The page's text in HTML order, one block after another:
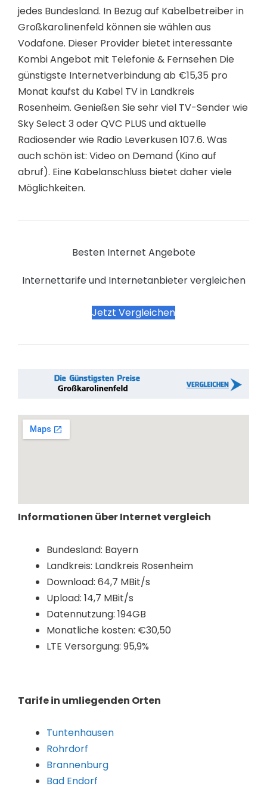
jedes Bundesland. In Bezug auf Kabelbetreiber in
Großkarolinenfeld können sie wählen aus
Vodafone. Dieser Provider bietet interessante
Kombi Angebot mit Telefonie & Fernsehen Die
günstigste Internetverbindung ab €15,35 pro
Monat kaufst du Kabel TV in Landkreis
Rosenheim. Genießen Sie sehr viel TV-Sender wie
Sky Select 3 oder QVC PLUS und aktuelle
Radiosender wie Radio Leverkusen 107.6. Was
auch schön ist: Video on Demand (Kino auf
abruf). Eine Kabelanschluss bietet daher viele
Möglichkeiten.
Besten Internet Angebote
Internettarife und Internetanbieter vergleichen
Jetzt Vergleichen
Informationen über Internet vergleich
Bundesland: Bayern
Landkreis: Landkreis Rosenheim
Download: 64,7 MBit/s
Upload: 14,7 MBit/s
Datennutzung: 194GB
Monatliche kosten: €30,50
LTE Versorgung: 95,9%
Tarife in umliegenden Orten
Tuntenhausen
Rohrdorf
Brannenburg
Bad Endorf